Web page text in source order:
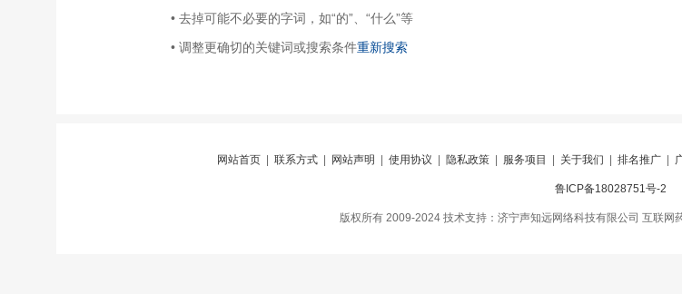
• 去掉可能不必要的字词，如“的”、“什么”等
• 调整更确切的关键词或搜索条件重新搜索
网站首页| 联系方式| 网站声明 使用协议 隐私政策| 服务项目 关于我们 排名推广|
鲁ICP备18028751号-2
版权所有 2009-2024 技术支持：济宁声知远网络科技有限公司 互联